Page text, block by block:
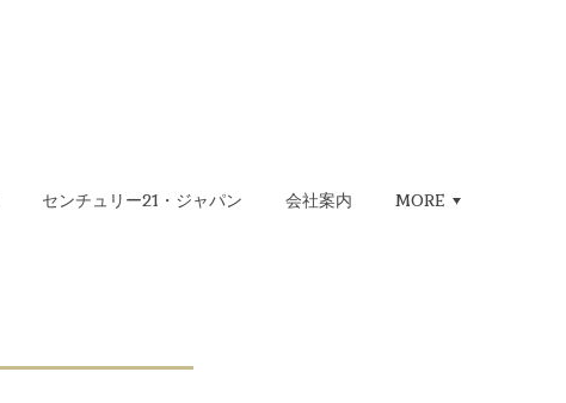
センチュリー21・ジャパン 会社案内 MORE